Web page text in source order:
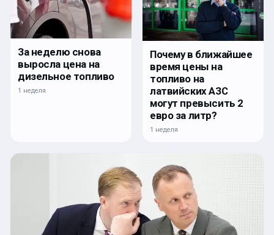
За неделю снова
выросла цена на
дизельное топливо
1 неделя
Почему в ближайшее
время цены на
топливо на
латвийских АЗС
могут превысить 2
евро за литр?
1 неделя